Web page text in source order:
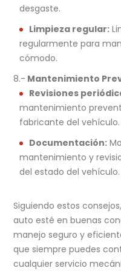
desgaste.
Limpieza regular:
regularmente para
cómodo.
8.- Mantenimiento
Revisiones
mantenimiento
fabricante del vehículo.
Documentación:
mantenimiento y
del estado del vehículo.
Siguiendo estos
auto esté en buenas
manejo seguro y
que siempre puedes
cualquier servicio